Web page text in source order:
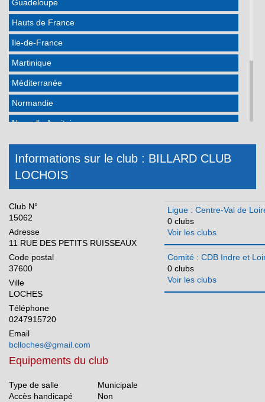
Guadeloupe
Hauts de France
Ile-de-France
Martinique
Méditerranée
Normandie
Nouvelle Aquitaine
Occitanie
Pays de la Loire
Informations sur le club : BILLARD CLUB
LOCHOIS
Club N°
15062
Adresse
11 RUE DES PETITS RUISSEAUX
Code postal
37600
Ville
LOCHES
Téléphone
0247915720
Email
bclloches@gmail.com
Ligue : Centre-Val de
0 clubs
Voir les clubs
Comité : CDB Indre et
0 clubs
Voir les clubs
Equipements du club
Type de salle
Municipale
Accès handicapé
Non